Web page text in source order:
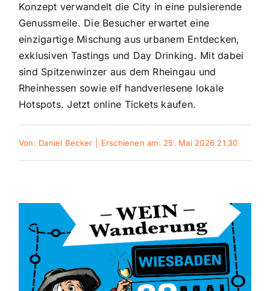
Mein Stadtteil
Galerie
Verkehrsmeldungen
Gewinnspiele
Konzept verwandelt die City in eine pulsierende
Genussmeile. Die Besucher erwartet eine
einzigartige Mischung aus urbanem Entdecken,
exklusiven Tastings und Day Drinking. Mit dabei
sind Spitzenwinzer aus dem Rheingau und
Rheinhessen sowie elf handverlesene lokale
Hotspots. Jetzt online Tickets kaufen.
Von: Daniel Becker Erschienen am: 25. Mai 2026 21:30